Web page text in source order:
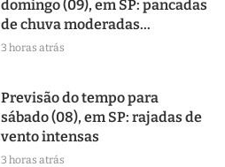
domingo (09), em SP: pancadas
de chuva moderadas...
3 horas atrás
Previsão do tempo para
sábado (08), em SP: rajadas de
vento intensas
3 horas atrás